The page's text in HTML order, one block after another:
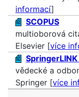
informací]
SCOPUS
multioborová
Elsevier [více
vědecké a
Springer [více